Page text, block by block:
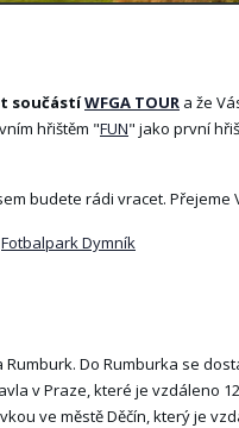
součástíWFGA TOUR a že
hřištěm "FUN" jako první
budete rádi vracet.
Fotbalpark Dymník
Do Rumburka se
v Praze, které je vzdáleno
ve městě Děčín, který je